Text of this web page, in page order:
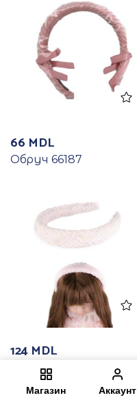
Магазин Аккаунт
66 MDL
Обруч 66187
124 MDL
Обруч 66293